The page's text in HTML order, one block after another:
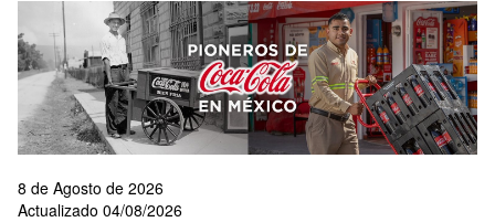
contenido
principal
8 de Agosto de 2026
Actualizado 04/08/2026